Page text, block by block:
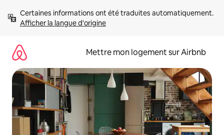
directement
Afficher la langue d'origine
Mettre mon logement sur Airbnb